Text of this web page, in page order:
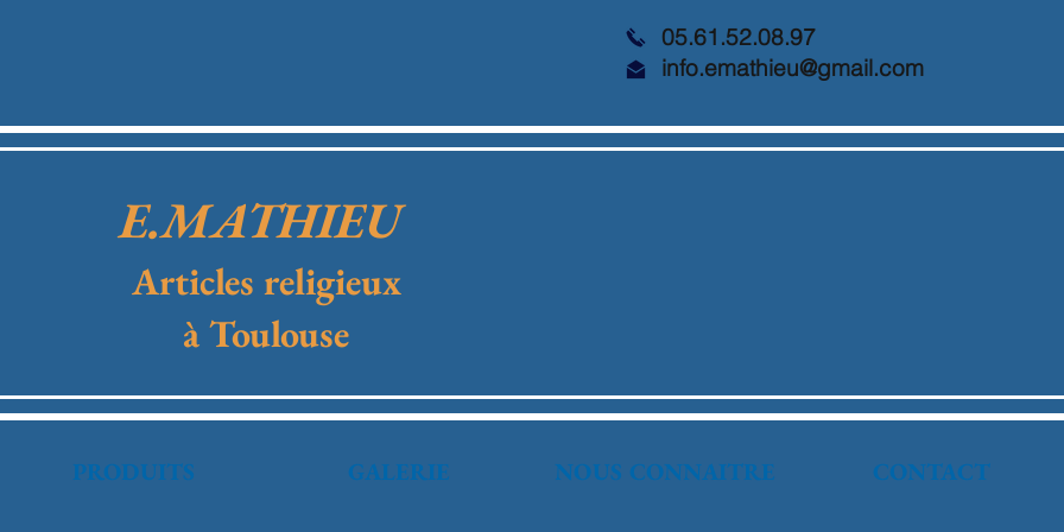
05.61.52.08.97
info.emathieu@gmail.com
E.MATHIEU
Articles religieux
à Toulouse
PRODUITS GALERIE NOUS CONNAITRE CONTACT